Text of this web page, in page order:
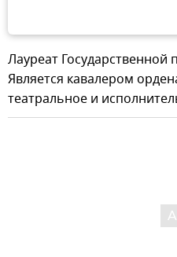
Лауреат Государственной
Является кавалером
театральное и